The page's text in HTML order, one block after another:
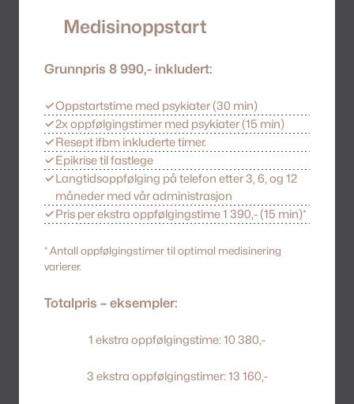
Medisinoppstart
Grunnpris 8 990,- inkludert:
✓Oppstartstime med psykiater (30 min)
✓2x oppfølgingstimer med psykiater (15 min)
✓Resept ifbm inkluderte timer.
✓Epikrise til fastlege
✓Langtidsoppfølging på telefon etter 3, 6, og 12
måneder med vår administrasjon
✓Pris per ekstra oppfølgingstime 1 390,- (15 min)*
*Antall oppfølgingstimertil optimal medisinering
varierer.
Totalpris – eksempler:
1 ekstra oppfølgingstime: 10 380,-
3 ekstra oppfølgingstimer: 13 160,-